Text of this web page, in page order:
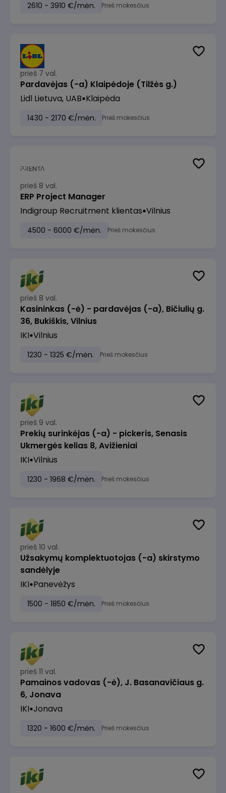
2610 - 3910 €/mėn. Prieš mokesčius
prieš 7 val.
Pardavėjas (-a) Klaipėdoje (Tilžės g.)
Lidl Lietuva, UAB Klaipėda
1430 - 2170 €/mėn. Prieš mokesčius
prieš 8 val.
ERP Project Manager
Indigroup Recruitment klientas Vilnius
4500 - 6000 €/mėn. Prieš mokesčius
prieš 8 val.
Kasininkas (-ė) - pardavėjas (-a), Bičiulių g.
36, Bukiškis, Vilnius
IKI Vilnius
1230 - 1325 €/mėn. Prieš mokesčius
prieš 9 val.
Prekių surinkėjas (-a) - pickeris, Senasis
Ukmergės kelias 8, Avižieniai
IKI Vilnius
1230 - 1968 €/mėn. Prieš mokesčius
prieš 10 val.
Užsakymų komplektuotojas (-a) skirstymo
sandėlyje
IKI Panevėžys
1500 - 1850 €/mėn. Prieš mokesčius
prieš 11 val.
Pamainos vadovas (-ė), J. Basanavičiaus g.
6, Jonava
IKI Jonava
1320 - 1600 €/mėn. Prieš mokesčius